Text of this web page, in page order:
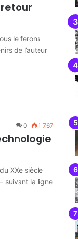
le ferons
de l’auteur
0 1 767
XXe siècle
suivant la ligne